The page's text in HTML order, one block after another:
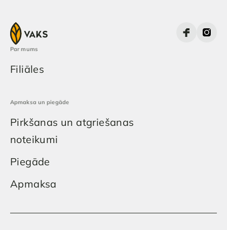
Par mums
Filiāles
Apmaksa un piegāde
Pirkšanas un atgriešanas
noteikumi
Piegāde
Apmaksa